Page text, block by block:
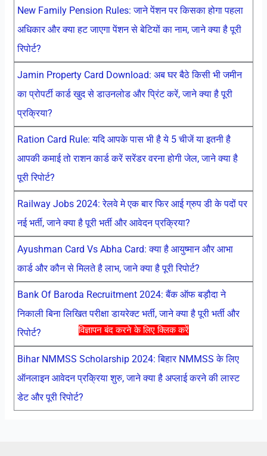
विज्ञापन बंद करने के लिए क्लिक करें
New Family Pension Rules: जाने पेंशन पर किसका होगा पहला
अधिकार और क्या हट जाएगा पेंशन से बेटियों का नाम, जाने क्या है पूरी
रिपोर्ट?
Jamin Property Card Download: अब घर बैठे किसी भी जमीन
का प्रोपर्टी कार्ड खुद से डाउनलोड और प्रिंट करें, जाने क्या है पूरी
प्रक्रिया?
Ration Card Rule: यदि आपके पास भी है ये 5 चीजें या इतनी है
आपकी कमाई तो राशन कार्ड करें सरेंडर वरना होगी जेल, जाने क्या है
पूरी रिपोर्ट?
Railway Jobs 2024: रेलवे मे एक बार फिर आई ग्रुप डी के पदों पर
नई भर्ती, जाने क्या है पूरी भर्ती और आवेदन प्रक्रिया?
Ayushman Card Vs Abha Card: क्या है आयुष्मान और आभा
कार्ड और कौन से मिलते है लाभ, जाने क्या है पूरी रिपोर्ट?
Bank Of Baroda Recruitment 2024: बैंक ऑफ बड़ौदा ने
निकाली बिना लिखित परीक्षा डायरेक्ट भर्ती, जाने क्या है पूरी भर्ती और
रिपोर्ट?
Bihar NMMSS Scholarship 2024: बिहार NMMSS के लिए
ऑनलाइन आवेदन प्रक्रिया शुरु, जाने क्या है अप्लाई करने की लास्ट
डेट और पूरी रिपोर्ट?